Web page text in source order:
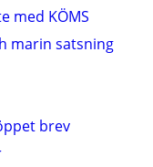
med KÖMS
marin satsning
brev